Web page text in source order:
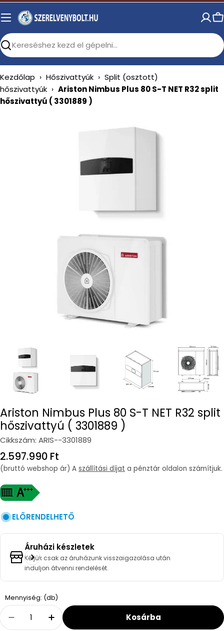
Skip
to
Search
Kezdőlap › Hőszivattyúk › Split (osztott)
hőszivattyúk › Ariston Nimbus Plus 80 S-T NET R32 split
hőszivattyú ( 3301889 )
Ariston Nimbus Plus 80 S-T NET R32 split
hőszivattyú ( 3301889 )
Cikkszám: ARIS--3301889
Regular
price
2.597.990 Ft
(bruttó webshop ár) A szállítási díjat a pénztár oldalon számítjuk.
ELŐRENDELHETŐ
Áruházi készletek
Kérjük csak az áruházunk visszaigazolása után
induljon átvenni rendelését.
Mennyiség: (db)Quantity
Decrease Quantity For Ariston Nimbus Plus
Increase Quantity For Ariston
Kosárba